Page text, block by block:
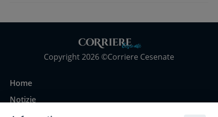
Copyright 2026 ©Corriere Cesenate
Home
Notizie